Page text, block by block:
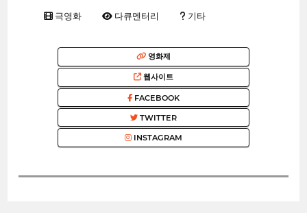
극영화 다큐멘터리 기타
영화제
웹사이트
FACEBOOK
TWITTER
INSTAGRAM